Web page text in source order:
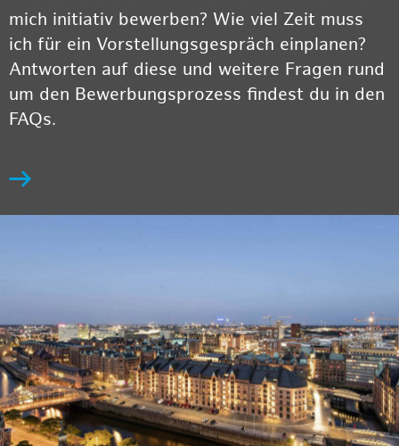
mich initiativ bewerben? Wie viel Zeit muss
ich für ein Vorstellungsgespräch einplanen?
Antworten auf diese und weitere Fragen rund
um den Bewerbungsprozess findest du in den
FAQs.